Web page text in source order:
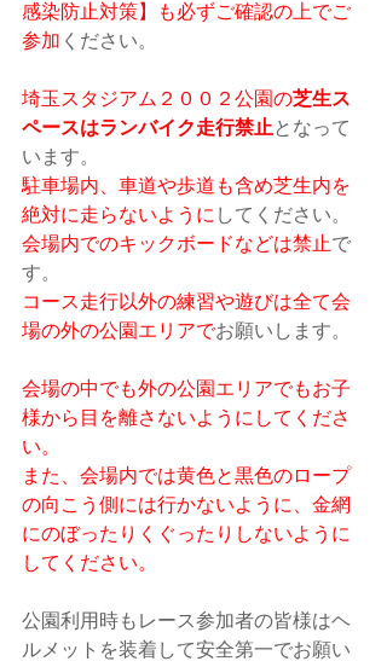
感染防止対策】も必ずご確認の上でご
参加 ください。
埼玉スタジアム２００２公園の芝生ス
ペースはランバイク走行禁止となって
います。
駐車場内、車道や歩道も含め芝生内を
絶対に走らないように してください。
会場内でのキックボードなどは禁止で
す。
コース走行以外の練習や遊びは全て会
場の外の公園エリアでお願いします。
会場の中でも外の公園エリアでもお子
様から目を離さないようにしてくださ
い。
また、会場内では黄色と黒色のロープ
の向こう側には行かないように、金網
にのぼったりくぐったりしないように
してください。
公園利用時もレース参加者の皆様はヘ
ルメットを装着して安全第一でお願い